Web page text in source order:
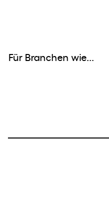
Für Branchen wie...